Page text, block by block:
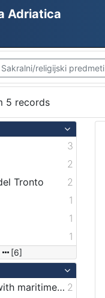
Adriatica
Sakralni/religijski predmeti
5 records
3
2
Tronto
2
1
1
1
[6]
09 Exhibitions with maritime theme 2